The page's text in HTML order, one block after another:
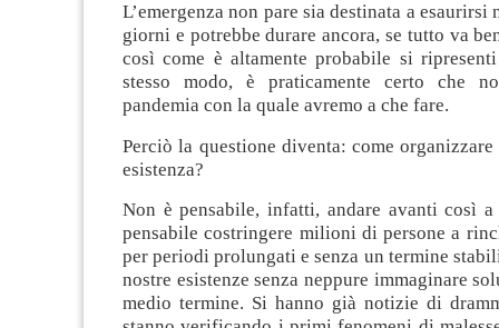
L’emergenza non pare sia destinata a
giorni e potrebbe durare ancora, se tutto va
così come è altamente probabile si
stesso modo, è praticamente certo che
pandemia con la quale avremo a che fare.
Perciò la questione diventa: come
esistenza?
Non è pensabile, infatti, andare avanti così
pensabile costringere milioni di persone a
per periodi prolungati e senza un termine
nostre esistenze senza neppure immaginare
medio termine. Si hanno già notizie di